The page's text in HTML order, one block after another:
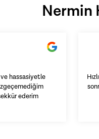
Nermin
ve hassasiyetle
ederim